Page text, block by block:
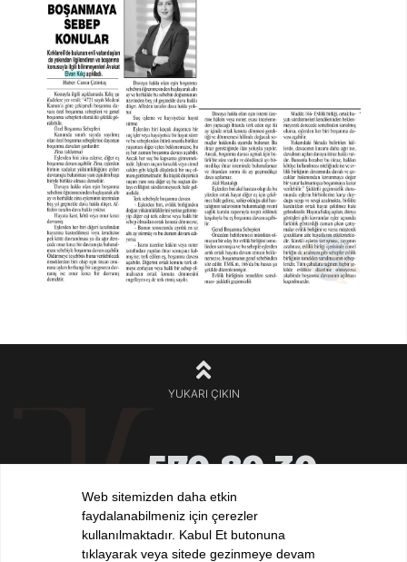
YUKARI ÇIKIN
570 80 30
+90 532532 32 32
iletisim@elvankilic.com
Web sitemizden daha etkin
faydalanabilmeniz için çerezler
kullanılmaktadır. Kabul Et butonuna
tıklayarak veya sitede gezinmeye devam